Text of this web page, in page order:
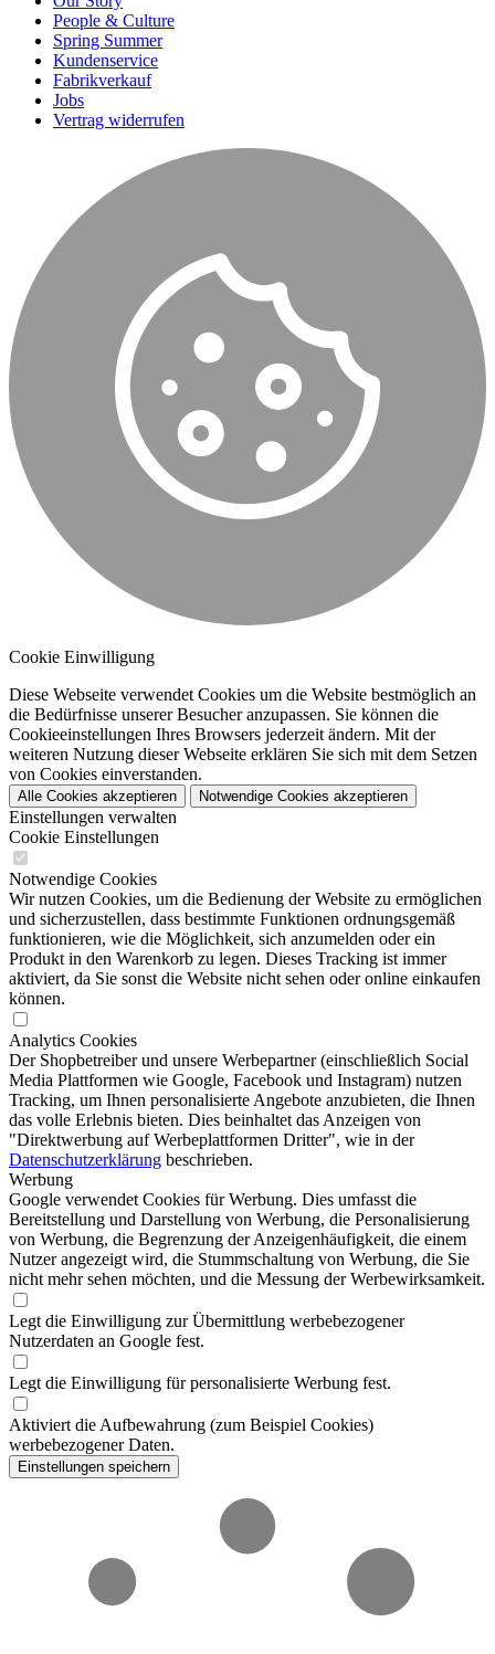
People & Culture
Spring Summer
Kundenservice
Fabrikverkauf
Jobs
Vertrag widerrufen
Cookie Einwilligung
Diese Webseite verwendet Cookies um die Website bestmöglich an
die Bedürfnisse unserer Besucher anzupassen. Sie können die
Cookieeinstellungen Ihres Browsers jederzeit ändern. Mit der
weiteren Nutzung dieser Webseite erklären Sie sich mit dem Setzen
von Cookies einverstanden.
Alle Cookies akzeptieren Notwendige Cookies akzeptieren
Einstellungen verwalten
Cookie Einstellungen
Notwendige Cookies
Wir nutzen Cookies, um die Bedienung der Website zu ermöglichen
und sicherzustellen, dass bestimmte Funktionen ordnungsgemäß
funktionieren, wie die Möglichkeit, sich anzumelden oder ein
Produkt in den Warenkorb zu legen. Dieses Tracking ist immer
aktiviert, da Sie sonst die Website nicht sehen oder online einkaufen
können.
Analytics Cookies
Der Shopbetreiber und unsere Werbepartner (einschließlich Social
Media Plattformen wie Google, Facebook und Instagram) nutzen
Tracking, um Ihnen personalisierte Angebote anzubieten, die Ihnen
das volle Erlebnis bieten. Dies beinhaltet das Anzeigen von
"Direktwerbung auf Werbeplattformen Dritter", wie in der
Datenschutzerklärung beschrieben.
Werbung
Google verwendet Cookies für Werbung. Dies umfasst die
Bereitstellung und Darstellung von Werbung, die Personalisierung
von Werbung, die Begrenzung der Anzeigenhäufigkeit, die einem
Nutzer angezeigt wird, die Stummschaltung von Werbung, die Sie
nicht mehr sehen möchten, und die Messung der Werbewirksamkeit.
Legt die Einwilligung zur Übermittlung werbebezogener
Nutzerdaten an Google fest.
Legt die Einwilligung für personalisierte Werbung fest.
Aktiviert die Aufbewahrung (zum Beispiel Cookies)
werbebezogener Daten.
Einstellungen speichern